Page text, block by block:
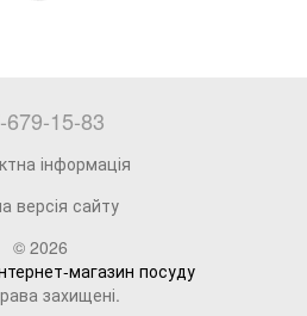
679-15-83
інформація
версія сайту
© 2026
магазин посуду
захищені.